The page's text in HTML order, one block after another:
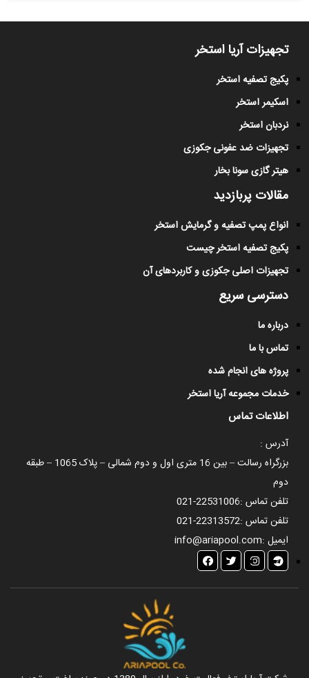
تجهیزات آریا استخر
پکیج تصفیه استخر
اسکیمر استخر
نردبان استخر
تجهیزات ضد عفونی جکوزی
هیتر گازی سونا بخار
مقالات پربازدید
انواع پمپ تصفیه و گرمایش استخر
پکیج تصفیه استخر چیست
تجهیزات اصلی جکوزی و کاربردهای آن
دسترسی سریع
درباره ما
تماس با ما
پروژه های انجام شده
خدمات مجموعه آریا استخر
اطلاعات تماس
آدرس :
بزرگراه رسالت – بین 16 متری اول و دوم شمالی – پلاک 1065 – طبقه
دوم
تلفن تماس :021-22531006
تلفن تماس :021-22313572
ایمیل :info@ariapool.com